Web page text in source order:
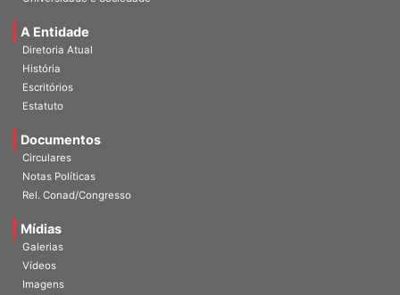
A Entidade
Diretoria Atual
História
Escritórios
Estatuto
Documentos
Circulares
Notas Políticas
Rel. Conad/Congresso
Mídias
Galerias
Vídeos
Imagens